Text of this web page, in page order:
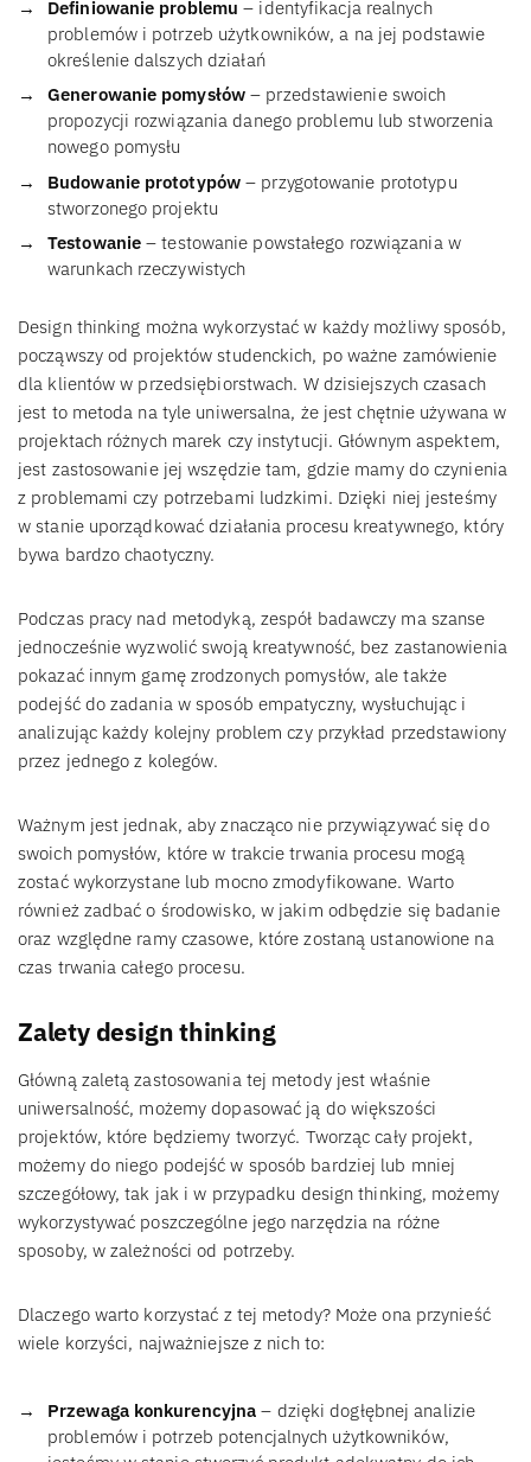
Definiowanie problemu – identyfikacja realnych
problemów i potrzeb użytkowników, a na jej podstawie
określenie dalszych działań
Generowanie pomysłów – przedstawienie swoich
propozycji rozwiązania danego problemu lub stworzenia
nowego pomysłu
Budowanie prototypów – przygotowanie prototypu
stworzonego projektu
Testowanie – testowanie powstałego rozwiązania w
warunkach rzeczywistych
Design thinking można wykorzystać w każdy możliwy sposób,
począwszy od projektów studenckich, po ważne zamówienie
dla klientów w przedsiębiorstwach. W dzisiejszych czasach
jest to metoda na tyle uniwersalna, że jest chętnie używana w
projektach różnych marek czy instytucji. Głównym aspektem,
jest zastosowanie jej wszędzie tam, gdzie mamy do czynienia
z problemami czy potrzebami ludzkimi. Dzięki niej jesteśmy
w stanie uporządkować działania procesu kreatywnego, który
bywa bardzo chaotyczny.
Podczas pracy nad metodyką, zespół badawczy ma szanse
jednocześnie wyzwolić swoją kreatywność, bez zastanowienia
pokazać innym gamę zrodzonych pomysłów, ale także
podejść do zadania w sposób empatyczny, wysłuchując i
analizując każdy kolejny problem czy przykład przedstawiony
przez jednego z kolegów.
Ważnym jest jednak, aby znacząco nie przywiązywać się do
swoich pomysłów, które w trakcie trwania procesu mogą
zostać wykorzystane lub mocno zmodyfikowane. Warto
również zadbać o środowisko, w jakim odbędzie się badanie
oraz względne ramy czasowe, które zostaną ustanowione na
czas trwania całego procesu.
Zalety design thinking
Główną zaletą zastosowania tej metody jest właśnie
uniwersalność, możemy dopasować ją do większości
projektów, które będziemy tworzyć. Tworząc cały projekt,
możemy do niego podejść w sposób bardziej lub mniej
szczegółowy, tak jak i w przypadku design thinking, możemy
wykorzystywać poszczególne jego narzędzia na różne
sposoby, w zależności od potrzeby.
Dlaczego warto korzystać z tej metody? Może ona przynieść
wiele korzyści, najważniejsze z nich to:
Przewaga konkurencyjna – dzięki dogłębnej analizie
problemów i potrzeb potencjalnych użytkowników,